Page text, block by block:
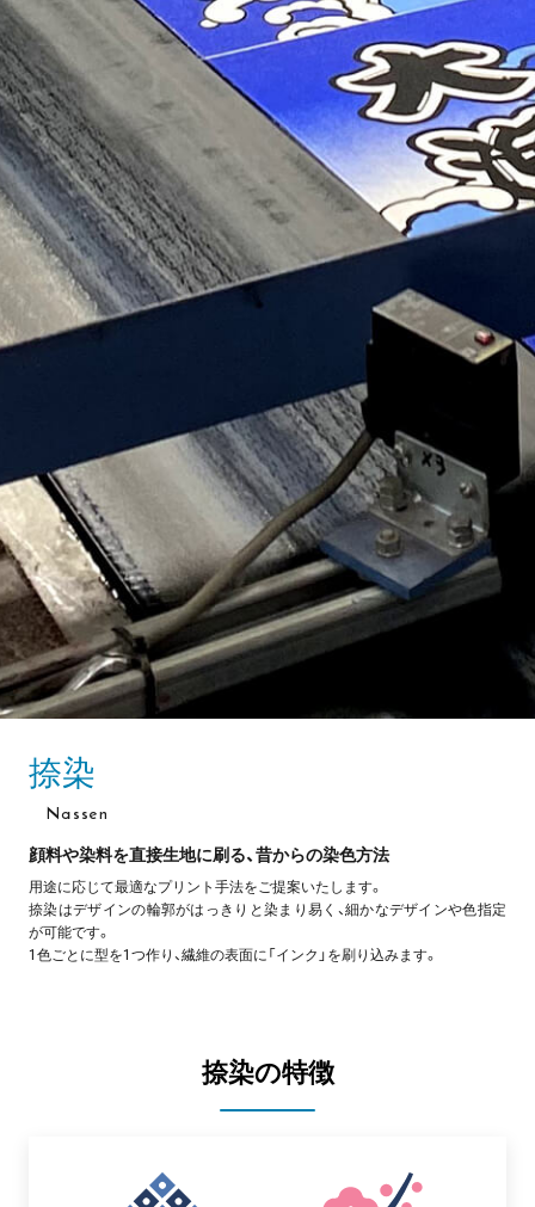
捺染
Nassen
顔料や染料を直接生地に刷る、昔からの染色方法
用途に応じて最適なプリント手法をご提案いたします。
捺染はデザインの輪郭がはっきりと染まり易く、細かなデザインや色指定
が可能です。
1色ごとに型を1つ作り、繊維の表面に「インク」を刷り込みます。
捺染の特徴